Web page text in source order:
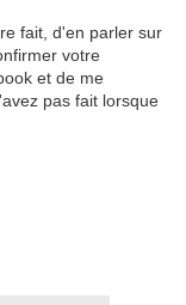
fait, d'en parler sur
votre
et de me
pas fait lorsque